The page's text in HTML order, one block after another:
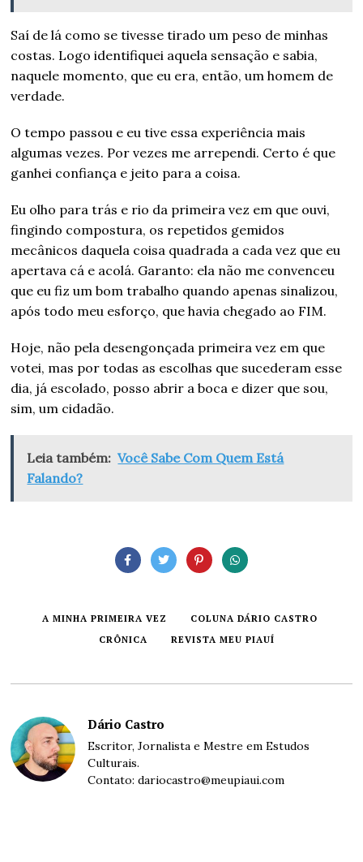
Saí de lá como se tivesse tirado um peso de minhas
costas. Logo identifiquei aquela sensação e sabia,
naquele momento, que eu era, então, um homem de
verdade.
O tempo passou e eu tive essa experiência mais
algumas vezes. Por vezes me arrependi. Certo é que
ganhei confiança e jeito para a coisa.
Eu olho para trás e rio da primeira vez em que ouvi,
fingindo compostura, os repetidos gemidos
mecânicos daquela coisa quadrada a cada vez que eu
apertava cá e acolá. Garanto: ela não me convenceu
que eu fiz um bom trabalho quando apenas sinalizou,
após todo meu esforço, que havia chegado ao FIM.
Hoje, não pela desengonçada primeira vez em que
votei, mas por todas as escolhas que sucederam esse
dia, já escolado, posso abrir a boca e dizer que sou,
sim, um cidadão.
Leia também: Você Sabe Com Quem Está
Falando?
A MINHA PRIMEIRA VEZ
COLUNA DÁRIO CASTRO
CRÔNICA
REVISTA MEU PIAUÍ
Dário Castro
Escritor, Jornalista e Mestre em Estudos
Culturais.
Contato:dariocastro@meupiaui.com